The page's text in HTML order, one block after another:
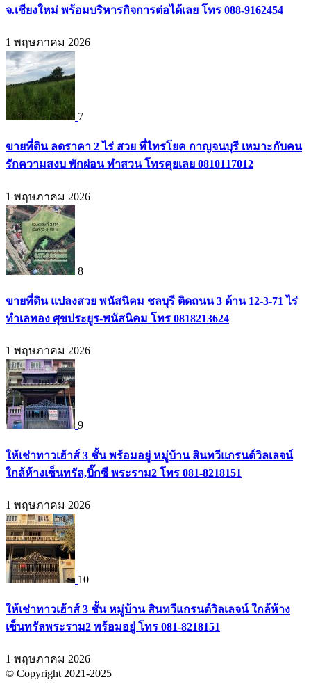
จ.เชียงใหม่ พร้อมบริหารกิจการต่อได้เลย โทร 088-9162454
1 พฤษภาคม 2026
7
ขายที่ดิน ลดราคา 2 ไร่ สวย ที่ไทรโยค กาญจนบุรี เหมาะกับคน
รักความสงบ พักผ่อน ทำสวน โทรคุยเลย 0810117012
1 พฤษภาคม 2026
8
ขายที่ดิน แปลงสวย พนัสนิคม ชลบุรี ติดถนน 3 ด้าน 12-3-71 ไร่
ทำเลทอง ศุขประยูร-พนัสนิคม โทร 0818213624
1 พฤษภาคม 2026
9
ให้เช่าทาวเฮ้าส์ 3 ชั้น พร้อมอยู่ หมู่บ้าน สินทวีแกรนด์วิลเลจน์
ใกล้ห้างเซ็นทรัล,บิ๊กซี พระราม2 โทร 081-8218151
1 พฤษภาคม 2026
10
ให้เช่าทาวเฮ้าส์ 3 ชั้น หมู่บ้าน สินทวีแกรนด์วิลเลจน์ ใกล้ห้าง
เซ็นทรัลพระราม2 พร้อมอยู่ โทร 081-8218151
1 พฤษภาคม 2026
© Copyright 2021-2025